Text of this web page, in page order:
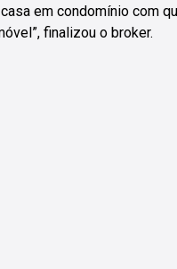
em condomínio com
finalizou o broker.